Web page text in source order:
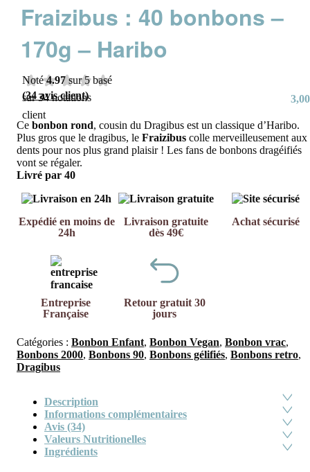
Fraizibus : 40 bonbons –
170g – Haribo
Noté4.97 sur 5 basé
sur34notations
client
(34avis client) 3,00
Ce bonbon rond, cousin du Dragibus est un classique d’Haribo.
Plus gros que le dragibus, le Fraizibus colle merveilleusement aux
dents pour nos plus grand plaisir ! Les fans de bonbons dragéifiés
vont se régaler.
Livré par 40
Expédié en moins de
24h
Livraison gratuite
dès 49€
Achat sécurisé
Entreprise
Française
Retour gratuit 30
jours
Catégories : Bonbon Enfant, Bonbon Vegan, Bonbon vrac,
Bonbons 2000, Bonbons 90, Bonbons gélifiés, Bonbons retro,
Dragibus
Description
Informations complémentaires
Avis (34)
Valeurs Nutritionelles
Ingrédients